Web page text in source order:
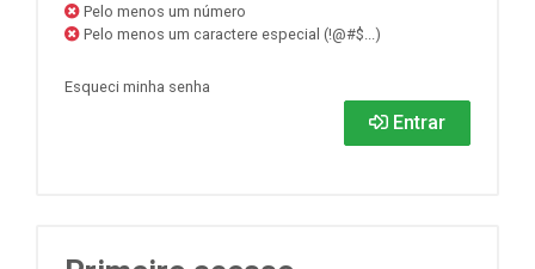
Pelo menos um número
Pelo menos um caractere especial (!@#$...)
Esqueci minha senha
Entrar